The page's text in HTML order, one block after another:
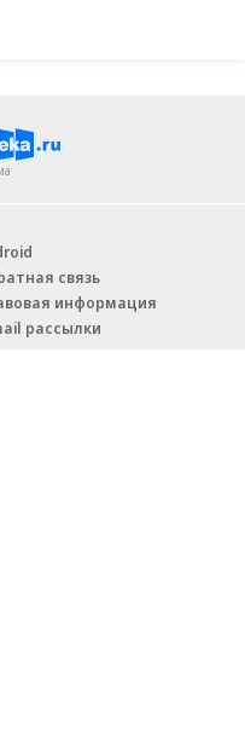
связь
информация
рассылки